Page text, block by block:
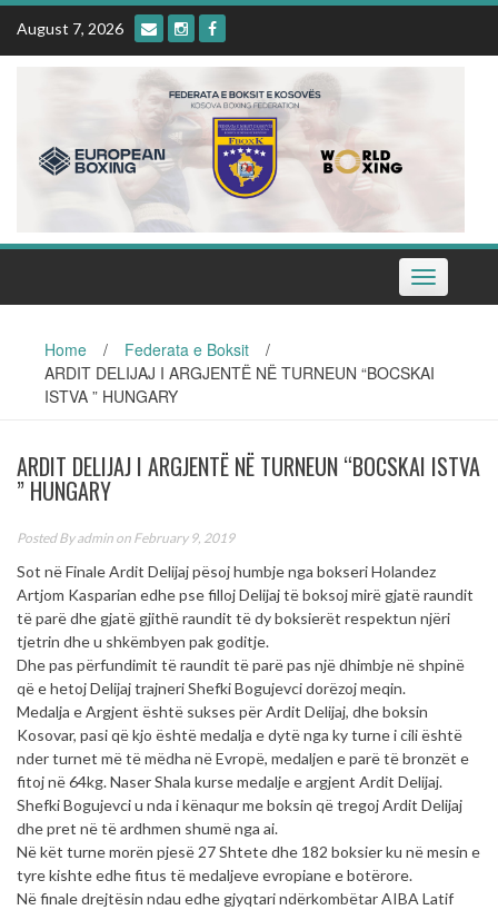
Skip
content
August 7, 2026
Toggle
navigation
Home / Federata e Boksit
/
ARDIT DELIJAJ I ARGJENTË NË TURNEUN “BOCSKAI
ISTVA ” HUNGARY
ARDIT DELIJAJ I ARGJENTË NË TURNEUN “BOCSKAI ISTVA
” HUNGARY
Posted Byadmin on February 9, 2019
Sot në Finale Ardit Delijaj pësoj humbje nga bokseri Holandez
Artjom Kasparian edhe pse filloj Delijaj të boksoj mirë gjatë raundit
të parë dhe gjatë gjithë raundit të dy boksierët respektun njëri
tjetrin dhe u shkëmbyen pak goditje.
Dhe pas përfundimit të raundit të parë pas një dhimbje në shpinë
që e hetoj Delijaj trajneri Shefki Bogujevci dorëzoj meqin.
Medalja e Argjent është sukses për Ardit Delijaj, dhe boksin
Kosovar, pasi që kjo është medalja e dytë nga ky turne i cili është
nder turnet më të mëdha në Evropë, medaljen e parë të bronzët e
fitoj në 64kg. Naser Shala kurse medalje e argjent Ardit Delijaj.
Shefki Bogujevci u nda i kënaqur me boksin që tregoj Ardit Delijaj
dhe pret në të ardhmen shumë nga ai.
Në kët turne morën pjesë 27 Shtete dhe 182 boksier ku në mesin e
tyre kishte edhe fitus të medaljeve evropiane e botërore.
Në finale drejtësin ndau edhe gjyqtari ndërkombëtar AIBA Latif